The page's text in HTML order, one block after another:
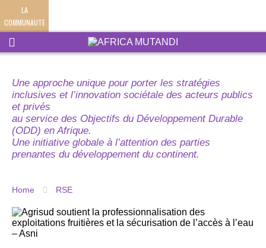
LA
COMMUNAUTE
Une approche unique pour porter les stratégies
inclusives et l’innovation sociétale des acteurs publics
et privés
au service des Objectifs du Développement Durable
(ODD) en Afrique.
Une initiative globale à l’attention des parties
prenantes du développement du continent.
Home RSE